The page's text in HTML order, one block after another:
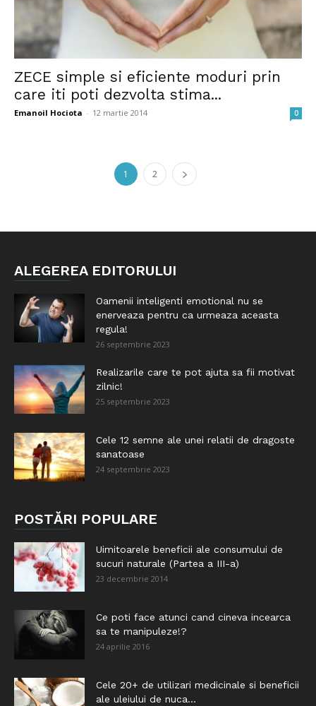
ZECE simple si eficiente moduri prin
care iti poti dezvolta stima...
Emanoil Hociota - 12 martie 2014 0
1 2
ALEGEREA EDITORULUI
Oamenii inteligenti emotional nu se
enerveaza pentru ca urmeaza aceasta
regula!
26 septembrie 2023
Realizarile care te pot ajuta sa fii motivat
zilnic!
25 septembrie 2023
Cele 12 semne ale unei relatii de dragoste
sanatoase
24 septembrie 2023
POSTĂRI POPULARE
Uimitoarele beneficii ale consumului de
sucuri naturale (Partea a III-a)
23 decembrie 2014
Ce poti face atunci cand cineva incearca
sa te manipuleze!?
24 aprilie 2016
Cele 20+ de utilizari medicinale si beneficii
ale uleiului de nuca...